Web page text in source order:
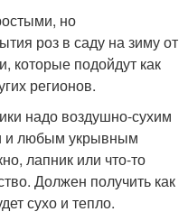
но
роз в саду на зиму от
которые подойдут как
регионов.
надо воздушно-сухим
и любым укрывным
лапник или что-то
Должен получить как
сухо и тепло.